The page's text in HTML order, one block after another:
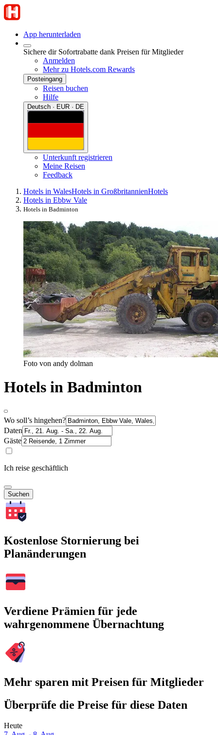
App herunterladen
Sichere dir Sofortrabatte dank Preisen für Mitglieder
Anmelden
Mehr zu Hotels.com Rewards
Posteingang
Reisen buchen
Hilfe
Deutsch · EUR · DE
Unterkunft registrieren
Meine Reisen
Feedback
Hotels in WalesHotels in GroßbritannienHotels
Hotels in Ebbw Vale
Hotels in Badminton
Foto von andy dolman
Hotels in Badminton
Wo soll’s hingehen?
Daten
Gäste
Ich reise geschäftlich
Suchen
Kostenlose Stornierung bei
Planänderungen
Verdiene Prämien für jede
wahrgenommene Übernachtung
Mehr sparen mit Preisen für Mitglieder
Überprüfe die Preise für diese Daten
Heute